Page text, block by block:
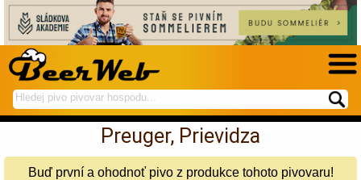
hledej
na
spustí
hledání
Preuger, Prievidza
Buď první a ohodnoť pivo z produkce tohoto pivovaru!